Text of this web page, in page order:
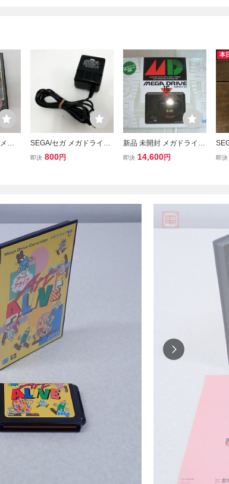
ガ
SEGA/セガ メガドライブ
2 純正品ACアダプター (S
即決 800円
新品 未開封 メガドライブ
ミニ MEGA FRIVE MD 16
即決 14,600円
本
ぷ
即決